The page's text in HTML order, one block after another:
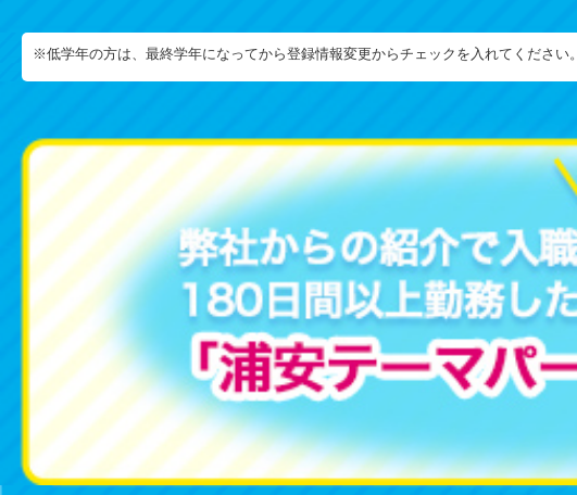
※低学年の方は、最終学年になってから登録情報変更からチェックを入れてください。